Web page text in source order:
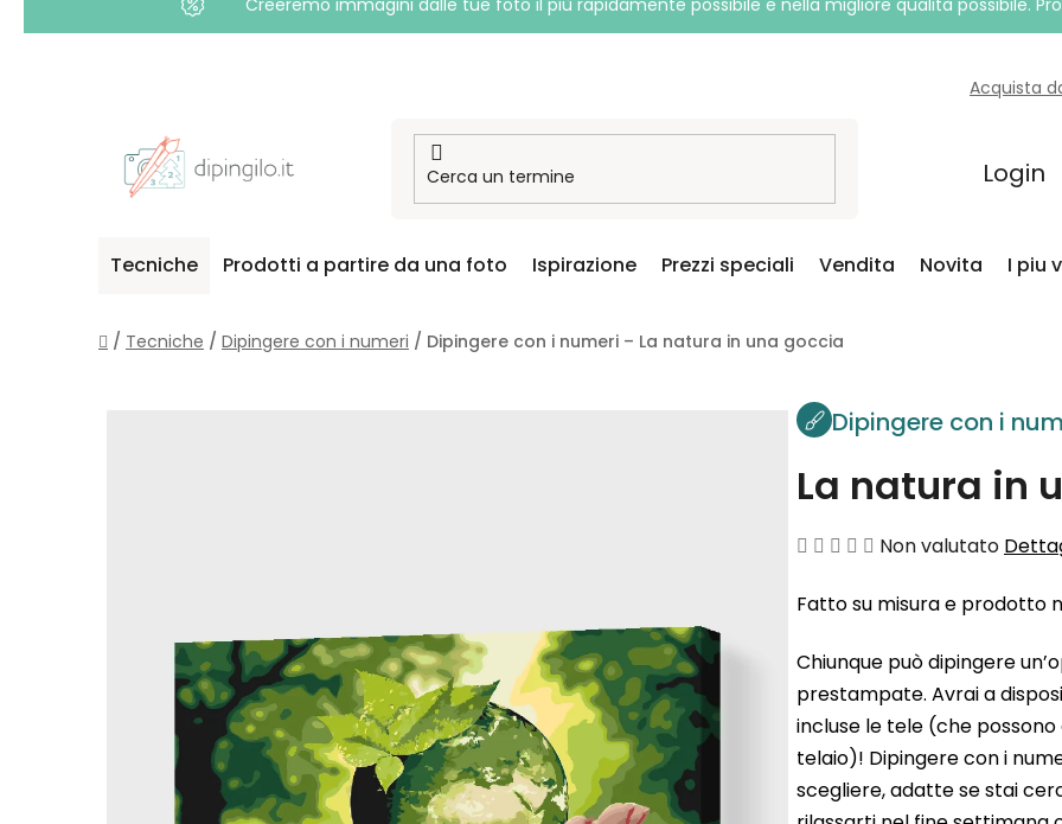
Creeremo immagini dalle tue foto il più rapidamente possibile e nella migliore qualità possibile.
Acquista
Login
Tecniche Prodotti a partire da una foto Ispirazione Prezzi speciali Vendita Novita I piu
Casa
/ Tecniche / Dipingere con i numeri / Dipingere con i numeri – La natura in una goccia
Dipingere con i
La natura in
La
media
prodotto
è
0,0
su
5
Non valutato
Fatto su misura e prodotto
Chiunque può dipingere
prestampate. Avrai a
incluse le tele (che
telaio)! Dipingere con i
scegliere, adatte se stai